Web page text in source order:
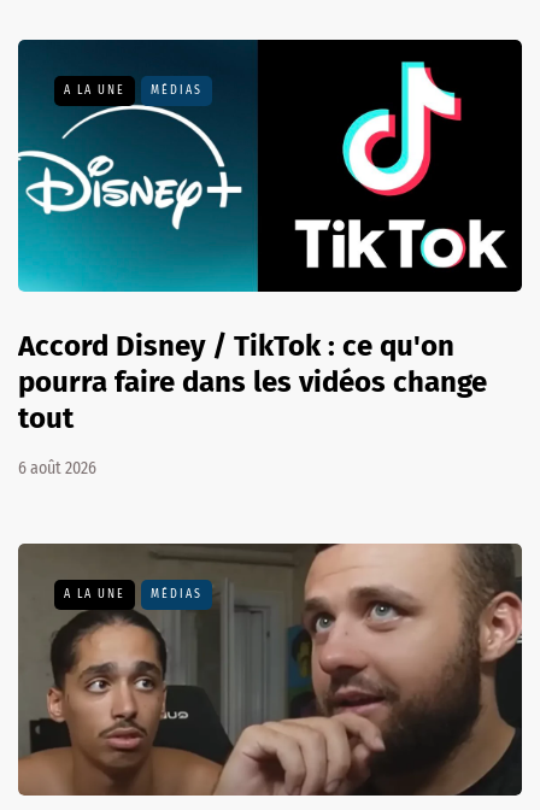
A LA UNE MÉDIAS
Accord Disney / TikTok : ce qu'on
pourra faire dans les vidéos change
tout
6 août 2026
A LA UNE MÉDIAS